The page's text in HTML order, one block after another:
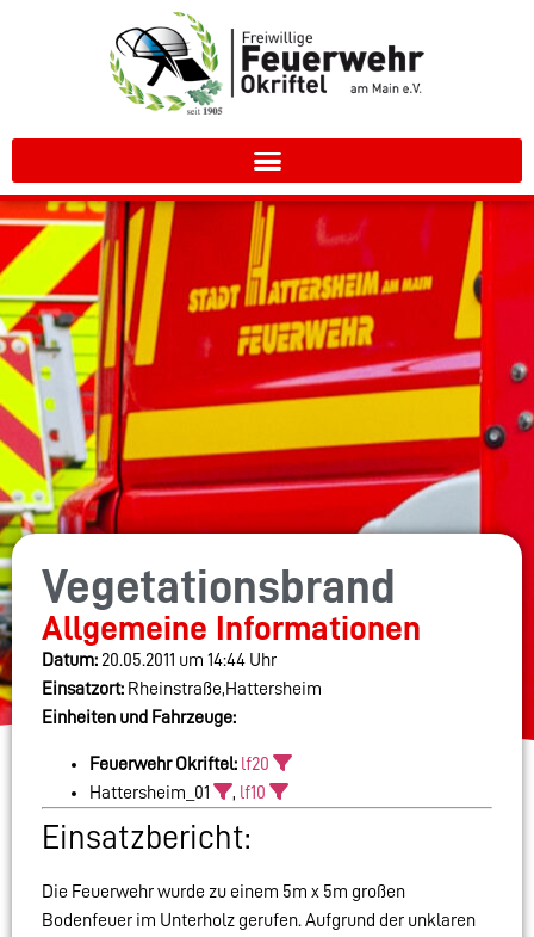
Vegetationsbrand
Allgemeine Informationen
Datum: 20.05.2011 um 14:44 Uhr
Einsatzort: Rheinstraße,Hattersheim
Einheiten und Fahrzeuge:
Feuerwehr Okriftel: lf20
Hattersheim_01
, lf10
Einsatzbericht:
Die Feuerwehr wurde zu einem 5m x 5m großen
Bodenfeuer im Unterholz gerufen. Aufgrund der unklaren